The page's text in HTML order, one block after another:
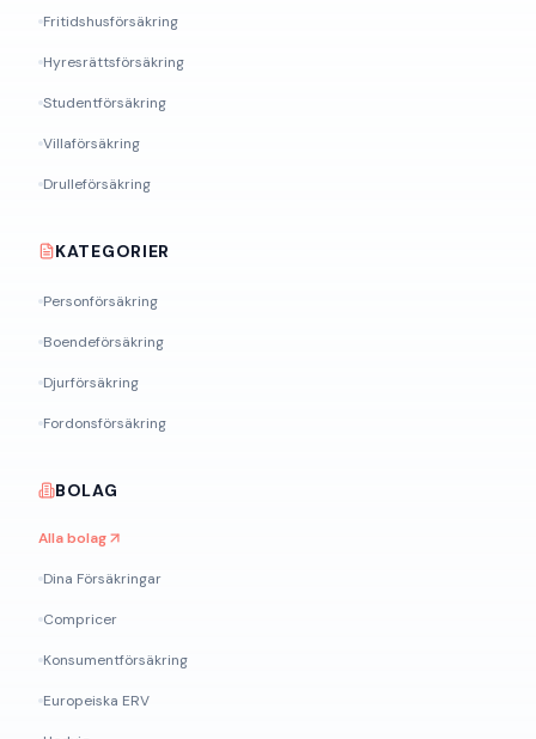
Fritidshusförsäkring
Hyresrättsförsäkring
Studentförsäkring
Villaförsäkring
Drulleförsäkring
KATEGORIER
Personförsäkring
Boendeförsäkring
Djurförsäkring
Fordonsförsäkring
BOLAG
Alla bolag
Dina Försäkringar
Compricer
Konsumentförsäkring
Europeiska ERV